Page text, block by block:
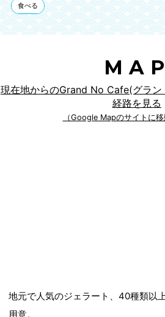
食べる
MAP
現在地からのGrand No Cafe(グラ
経路を見る
（Google Mapのサイトに移
地元で人気のジェラート、40種類以
用意。